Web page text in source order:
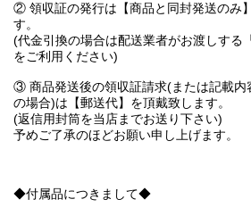
② 領収証の発行は【商品と同封発送のみ
す。
(代金引換の場合は配送業者がお渡しする
をご利用ください)
③ 商品発送後の領収証請求(または記載内
の場合)は【郵送代】を頂戴致します。
(返信用封筒を当店までお送り下さい)
予めご了承のほどお願い申し上げます。
◆付属品につきまして◆